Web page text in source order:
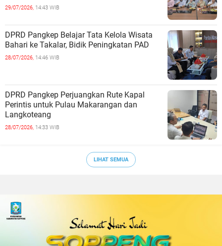
29/07/2026, 14:43 WIB
DPRD Pangkep Belajar Tata Kelola Wisata
Bahari ke Takalar, Bidik Peningkatan PAD
28/07/2026, 14:46 WIB
DPRD Pangkep Perjuangkan Rute Kapal
Perintis untuk Pulau Makarangan dan
Langkoteang
28/07/2026, 14:33 WIB
LIHAT SEMUA